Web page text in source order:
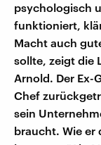
psychologisch
funktioniert,
Macht auch
sollte, zeigt die
Arnold. Der Ex-
Chef
sein
braucht. Wie er